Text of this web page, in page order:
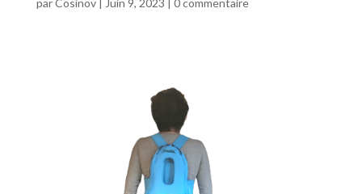
parCosinov| Juin 9, 2023 | 0 commentaire